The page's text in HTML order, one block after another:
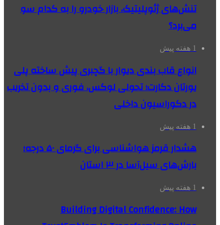
تنش‌های ژئوپلیتیک، بازار خودرو را به کدام سو
می‌برد؟
1 هفته پیش
انواع قاب بندی دیوار با گچبری پیش ساخته پلی
یورتان دکارت؛ تحولی لوکس، فوری و بدون تخریب
در دکوراسیون داخلی
1 هفته پیش
هشدار قرمز هواشناسی برای گرمای ۵۰ درجه؛
بارش‌های سیل‌آسا در ۳ استان
1 هفته پیش
Building Digital Confidence: How